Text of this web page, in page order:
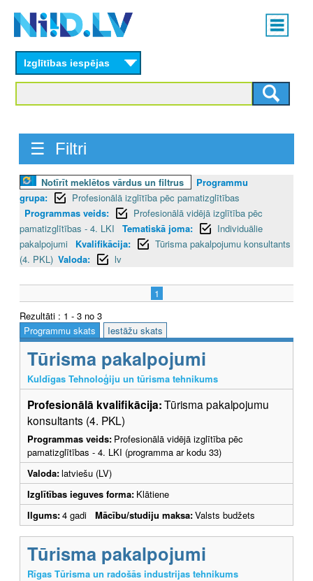
content
Main
menu
Izglītības iespējas
☰ Filtri
Notīrīt meklētos vārdus un filtrus
Programmu
grupa:
Profesionālā izglītība pēc pamatizglītības
Programmas veids:
Profesionālā vidējā izglītība pēc
pamatizglītības - 4. LKI
Tematiskā joma:
Individuālie
pakalpojumi
Kvalifikācija:
Tūrisma pakalpojumu konsultants
(4. PKL) Valoda: lv
1
Rezultāti : 1 - 3 no 3
Programmu skats
Iestāžu skats
Tūrisma pakalpojumi
Kuldīgas Tehnoloģiju un tūrisma tehnikums
Profesionālā kvalifikācija:Tūrisma pakalpojumu
konsultants (4. PKL)
Programmas veids: Profesionālā vidējā izglītība pēc
pamatizglītības - 4. LKI (programma ar kodu 33)
Valoda:latviešu (LV)
Izglītības ieguves forma: Klātiene
Ilgums:4 gadi Mācību/studiju maksa:Valsts budžets
Tūrisma pakalpojumi
Rīgas Tūrisma un radošās industrijas tehnikums